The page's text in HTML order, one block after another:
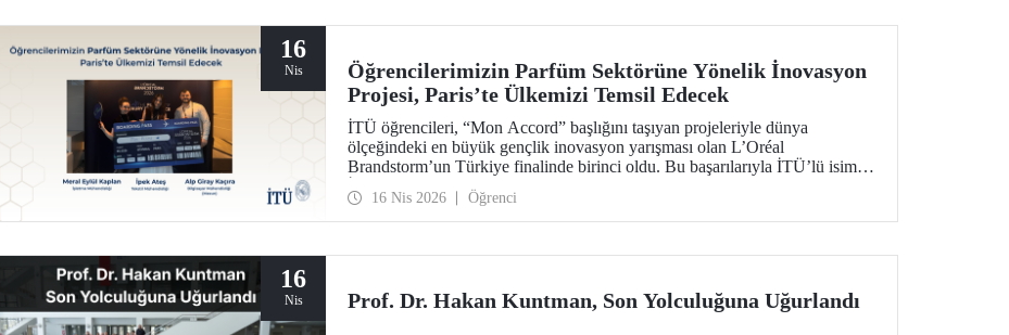
16
Nis
Öğrencilerimizin Parfüm Sektörüne Yönelik İnovasyon
Projesi, Paris’te Ülkemizi Temsil Edecek
İTÜ öğrencileri, “Mon Accord” başlığını taşıyan projeleriyle dünya
ölçeğindeki en büyük gençlik inovasyon yarışması olan L’Oréal
Brandstorm’un Türkiye finalinde birinci oldu. Bu başarılarıyla İTÜ’lü isimler
İpek Ateş, Meral Eylül Kaplan ve Alp Giray Kaçıra yarışmanın Paris ev
sahipliğinde düzenlenecek küresel finalinde Türkiye’yi temsil edecekler.
16 Nis 2026 Öğrenci
16
Nis Prof. Dr. Hakan Kuntman, Son Yolculuğuna Uğurlandı